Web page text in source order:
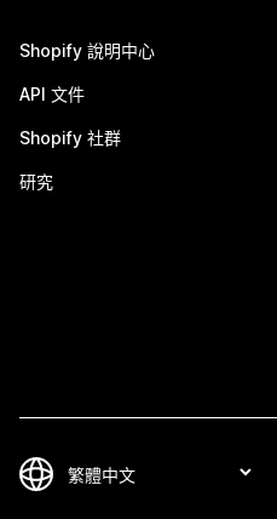
Shopify 說明中心
API 文件
Shopify 社群
研究